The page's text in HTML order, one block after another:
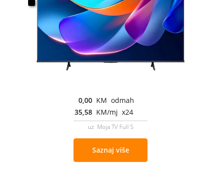
0,00 KM odmah
35,58 KM/mj x24
uz Moja TV Full S
Saznaj više